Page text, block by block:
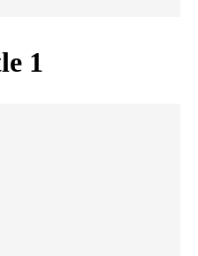
1